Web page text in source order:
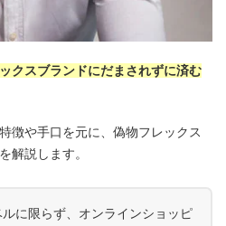
クスブランドにだまされずに済む
徴や手口を元に、偽物フレックス
解説します。
に限らず、オンラインショッピ